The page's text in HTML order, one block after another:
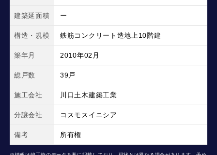
建築延面積 ー
構造・規模 鉄筋コンクリート造地上10階建
築年月 2010年02月
総戸数 39戸
施工会社 川口土木建築工業
分譲会社 コスモスイニシア
備考 所有権